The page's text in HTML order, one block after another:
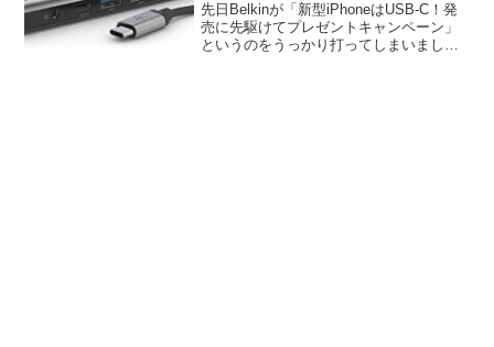
先日Belkinが「新型iPhoneはUSB-C！発
売に先駆けてプレゼントキャンペーン」
というのをうっかり打ってしまいまし